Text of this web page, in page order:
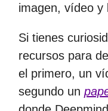
imagen, vídeo y
Si tienes
recursos para
el primero, un
segundo un